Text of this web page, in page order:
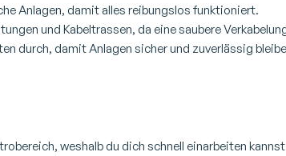
Anlagen, damit alles reibungslos funktioniert.
und Kabeltrassen, da eine saubere
durch, damit Anlagen sicher und zuverlässig
weshalb du dich schnell einarbeiten